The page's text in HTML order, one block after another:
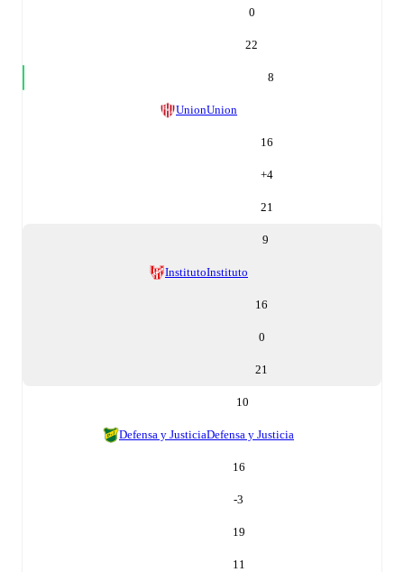
0
22
8
UnionUnion
16
+4
21
9
InstitutoInstituto
16
0
21
10
Defensa y JusticiaDefensa y Justicia
16
-3
19
11